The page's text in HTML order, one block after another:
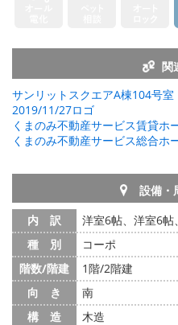
関
サンリットスクエアA棟104号
2019/11/27ロゴ
くまのみ不動産サービス賃貸ホ
くまのみ不動産サービス総合ホ
設備・
内 訳
洋室6帖、洋室6帖
種 別
コーポ
階数/階建
1階/2階建
向 き
南
構 造
木造